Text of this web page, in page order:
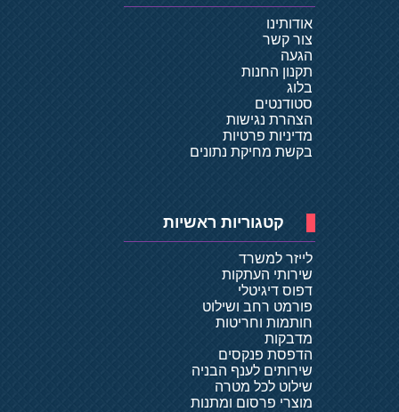
אודותינו
צור קשר
הגעה
תקנון החנות
בלוג
סטודנטים
הצהרת נגישות
מדיניות פרטיות
בקשת מחיקת נתונים
קטגוריות ראשיות
לייזר למשרד
שירותי העתקות
דפוס דיגיטלי
פורמט רחב ושילוט
חותמות וחריטות
מדבקות
הדפסת פנקסים
שירותים לענף הבניה
שילוט לכל מטרה
מוצרי פרסום ומתנות